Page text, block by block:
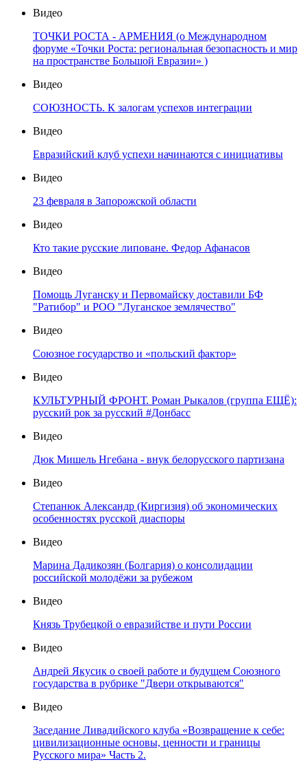
Видео
ТОЧКИ РОСТА - АРМЕНИЯ (о Международном
форуме «Точки Роста: региональная безопасность и мир
на пространстве Большой Евразии» )
Видео
СОЮЗНОСТЬ. К залогам успехов интеграции
Видео
Евразийский клуб успехи начинаются с инициативы
Видео
23 февраля в Запорожской области
Видео
Кто такие русские липоване. Федор Афанасов
Видео
Помощь Луганску и Первомайску доставили БФ
"Ратибор" и РОО "Луганское землячество"
Видео
Союзное государство и «польский фактор»
Видео
КУЛЬТУРНЫЙ ФРОНТ. Роман Рыкалов (группа ЕЩЁ):
русский рок за русский #Донбасс
Видео
Дюк Мишель Нгебана - внук белорусского партизана
Видео
Степанюк Александр (Киргизия) об экономических
особенностях русской диаспоры
Видео
Марина Дадикозян (Болгария) о консолидации
российской молодёжи за рубежом
Видео
Князь Трубецкой о евразийстве и пути России
Видео
Андрей Якусик о своей работе и будущем Союзного
государства в рубрике "Двери открываются"
Видео
Заседание Ливадийского клуба «Возвращение к себе:
цивилизационные основы, ценности и границы
Русского мира» Часть 2.